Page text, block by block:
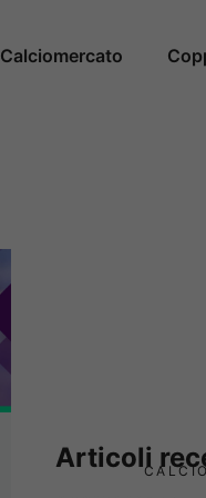
Calciomercato
Articoli